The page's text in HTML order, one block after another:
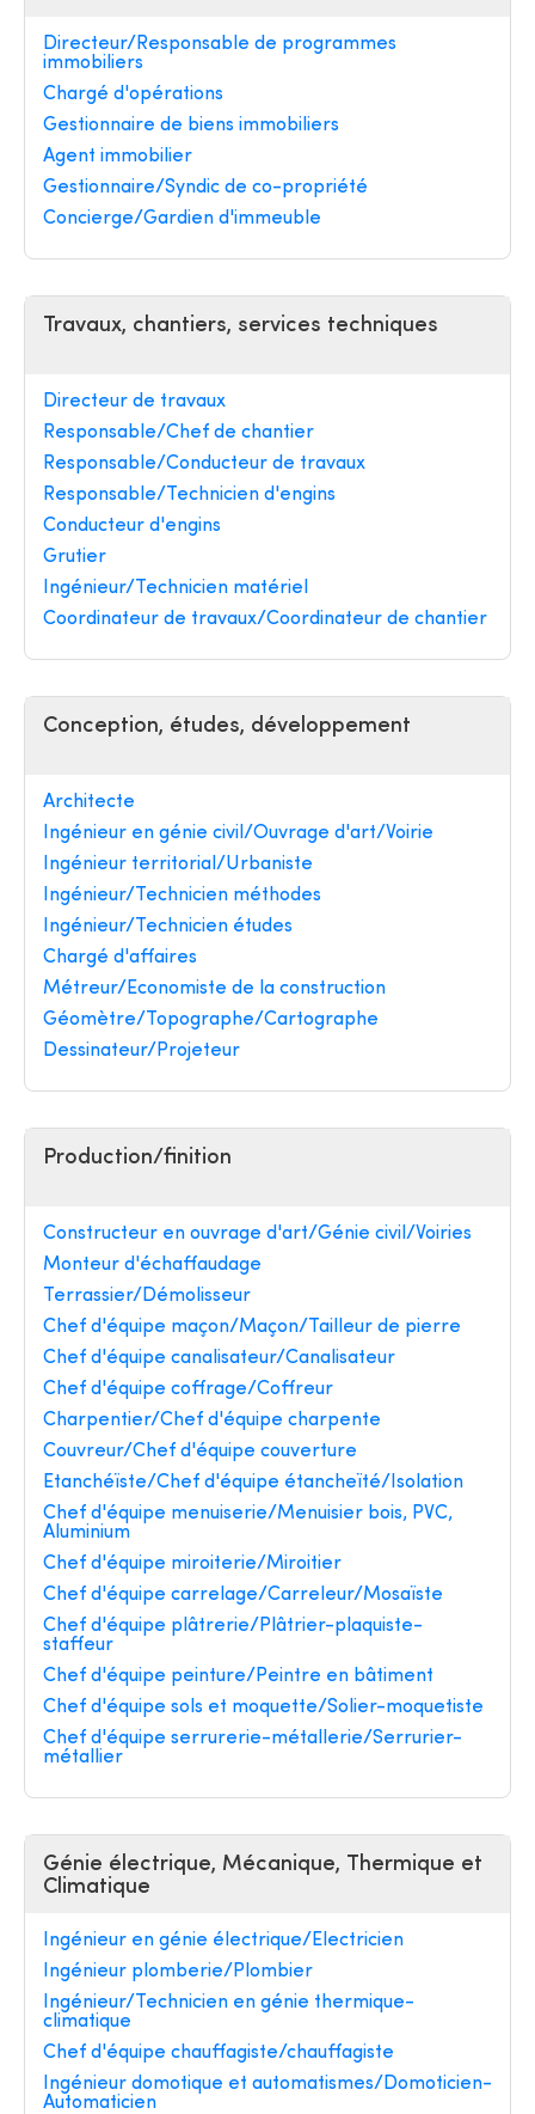
Directeur/Responsable de programmes
immobiliers
Chargé d'opérations
Gestionnaire de biens immobiliers
Agent immobilier
Gestionnaire/Syndic de co-propriété
Concierge/Gardien d'immeuble
Travaux, chantiers, services techniques
Directeur de travaux
Responsable/Chef de chantier
Responsable/Conducteur de travaux
Responsable/Technicien d'engins
Conducteur d'engins
Grutier
Ingénieur/Technicien matériel
Coordinateur de travaux/Coordinateur de chantier
Conception, études, développement
Architecte
Ingénieur en génie civil/Ouvrage d'art/Voirie
Ingénieur territorial/Urbaniste
Ingénieur/Technicien méthodes
Ingénieur/Technicien études
Chargé d'affaires
Métreur/Economiste de la construction
Géomètre/Topographe/Cartographe
Dessinateur/Projeteur
Production/finition
Constructeur en ouvrage d'art/Génie civil/Voiries
Monteur d'échaffaudage
Terrassier/Démolisseur
Chef d'équipe maçon/Maçon/Tailleur de pierre
Chef d'équipe canalisateur/Canalisateur
Chef d'équipe coffrage/Coffreur
Charpentier/Chef d'équipe charpente
Couvreur/Chef d'équipe couverture
Etanchéïste/Chef d'équipe étancheïté/Isolation
Chef d'équipe menuiserie/Menuisier bois, PVC,
Aluminium
Chef d'équipe miroiterie/Miroitier
Chef d'équipe carrelage/Carreleur/Mosaïste
Chef d'équipe plâtrerie/Plâtrier-plaquiste-
staffeur
Chef d'équipe peinture/Peintre en bâtiment
Chef d'équipe sols et moquette/Solier-moquetiste
Chef d'équipe serrurerie-métallerie/Serrurier-
métallier
Génie électrique, Mécanique, Thermique et
Climatique
Ingénieur en génie électrique/Electricien
Ingénieur plomberie/Plombier
Ingénieur/Technicien en génie thermique-
climatique
Chef d'équipe chauffagiste/chauffagiste
Ingénieur domotique et automatismes/Domoticien-
Automaticien